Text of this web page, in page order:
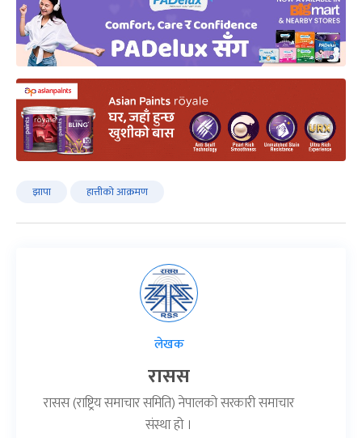
झापा हात्तीको आक्रमण
लेखक
रासस
रासस (राष्ट्रिय समाचार समिति) नेपालको सरकारी समाचार
संस्था हो ।